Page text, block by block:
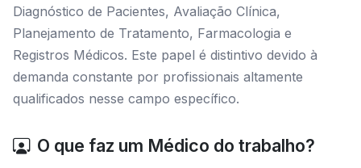
Diagnóstico de Pacientes, Avaliação Clínica,
Planejamento de Tratamento, Farmacologia e
Registros Médicos. Este papel é distintivo devido à
demanda constante por profissionais altamente
qualificados nesse campo específico.
O que faz um Médico do trabalho?